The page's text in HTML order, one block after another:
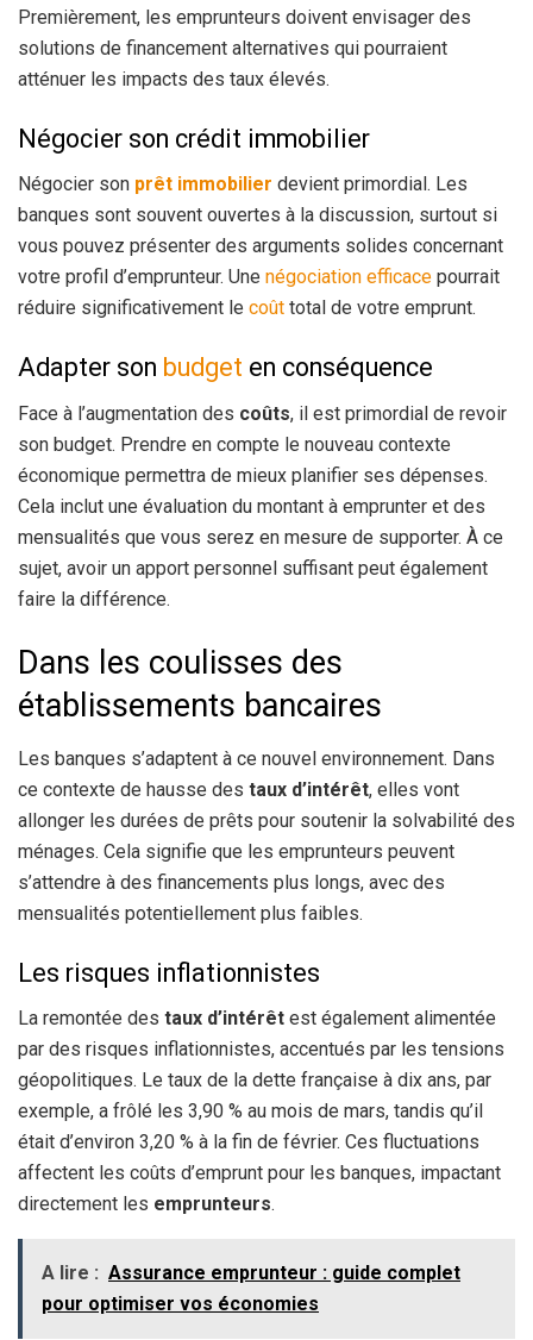
Premièrement, les emprunteurs doivent envisager des
solutions de financement alternatives qui pourraient
atténuer les impacts des taux élevés.
Négocier son crédit immobilier
Négocier son prêt immobilier devient primordial. Les
banques sont souvent ouvertes à la discussion, surtout si
vous pouvez présenter des arguments solides concernant
votre profil d’emprunteur. Une négociation efficace pourrait
réduire significativement le coût total de votre emprunt.
Adapter son budget en conséquence
Face à l’augmentation des coûts, il est primordial de revoir
son budget. Prendre en compte le nouveau contexte
économique permettra de mieux planifier ses dépenses.
Cela inclut une évaluation du montant à emprunter et des
mensualités que vous serez en mesure de supporter. À ce
sujet, avoir un apport personnel suffisant peut également
faire la différence.
Dans les coulisses des
établissements bancaires
Les banques s’adaptent à ce nouvel environnement. Dans
ce contexte de hausse des taux d’intérêt, elles vont
allonger les durées de prêts pour soutenir la solvabilité des
ménages. Cela signifie que les emprunteurs peuvent
s’attendre à des financements plus longs, avec des
mensualités potentiellement plus faibles.
Les risques inflationnistes
La remontée des taux d’intérêt est également alimentée
par des risques inflationnistes, accentués par les tensions
géopolitiques. Le taux de la dette française à dix ans, par
exemple, a frôlé les 3,90 % au mois de mars, tandis qu’il
était d’environ 3,20 % à la fin de février. Ces fluctuations
affectent les coûts d’emprunt pour les banques, impactant
directement les emprunteurs.
A lire : Assurance emprunteur : guide complet
pour optimiser vos économies